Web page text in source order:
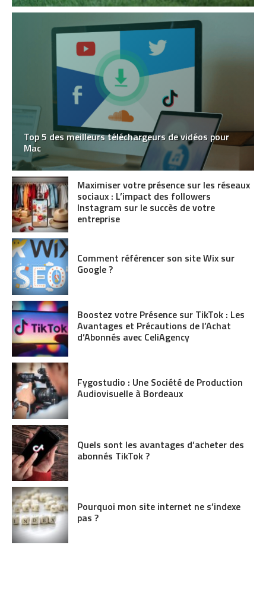
Top 5 des meilleurs téléchargeurs de vidéos pour
Mac
Maximiser votre présence sur les réseaux
sociaux : L’impact des followers
Instagram sur le succès de votre
entreprise
Comment référencer son site Wix sur
Google ?
Boostez votre Présence sur TikTok : Les
Avantages et Précautions de l’Achat
d’Abonnés avec CeliAgency
Fygostudio : Une Société de Production
Audiovisuelle à Bordeaux
Quels sont les avantages d’acheter des
abonnés TikTok ?
Pourquoi mon site internet ne s’indexe
pas ?